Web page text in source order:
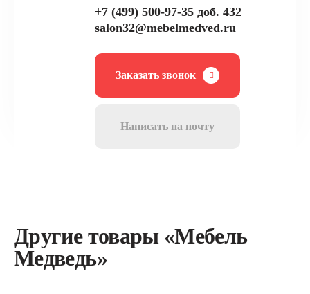
+7 (499) 500-97-35 доб. 432
salon32@mebelmedved.ru
Заказать звонок
Написать на почту
Другие товары «Мебель
Медведь»